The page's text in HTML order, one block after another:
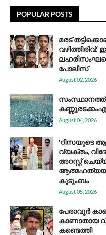
POPULAR POSTS
മരട്
വഴിത്തിരിവ്:
പോലീസ്
August 02, 2026
സം​സ്ഥാ​ന​ത്ത്
August 04, 2026
'റിസയുടെ
വ്യക്തം,
അറസ്റ്റ്
കുടുംബം
August 05, 2026
പേരാവൂർ
കാണാതായ
കണ്ടെത്തി